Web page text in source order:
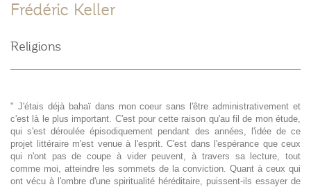
Frédéric Keller
Religions
" J'étais déjà bahaï dans mon coeur sans l'être administrativement et
c'est là le plus important. C'est pour cette raison qu'au fil de mon étude,
qui s'est déroulée épisodiquement pendant des années, l'idée de ce
projet littéraire m'est venue à l'esprit. C'est dans l'espérance que ceux
qui n'ont pas de coupe à vider peuvent, à travers sa lecture, tout
comme moi, atteindre les sommets de la conviction. Quant à ceux qui
ont vécu à l'ombre d'une spiritualité héréditaire, puissent-ils essayer de